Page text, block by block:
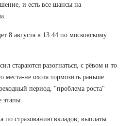
и есть все шансы на
8 августа в 13:44 по московскому
стараются разогнаться, с рёвом и то
места-не охота тормозить раньше
период, "проблема роста"
этапы.
по страхованию вкладов, выплаты